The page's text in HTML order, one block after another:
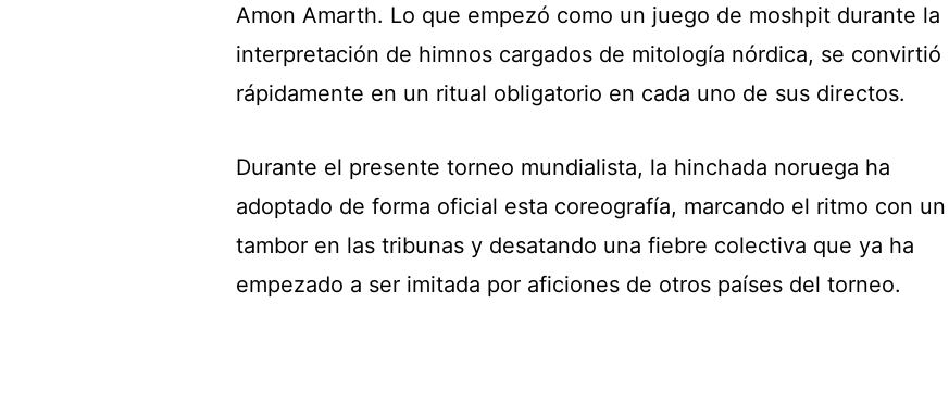
Amon Amarth. Lo que empezó como un juego de moshpit durante la
interpretación de himnos cargados de mitología nórdica, se convirtió
rápidamente en un ritual obligatorio en cada uno de sus directos.
Durante el presente torneo mundialista, la hinchada noruega ha
adoptado de forma oficial esta coreografía, marcando el ritmo con un
tambor en las tribunas y desatando una fiebre colectiva que ya ha
empezado a ser imitada por aficiones de otros países del torneo.